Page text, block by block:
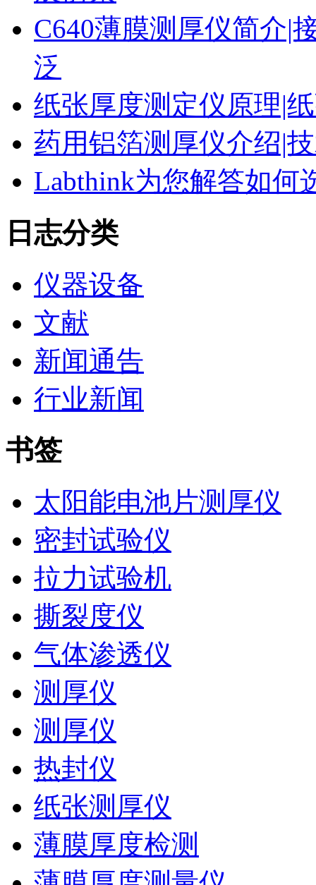
C640薄膜测厚仪简介|
泛
纸张厚度测定仪原理|
药用铝箔测厚仪介绍|
Labthink为您解答如何
日志分类
仪器设备
文献
新闻通告
行业新闻
书签
太阳能电池片测厚仪
密封试验仪
拉力试验机
撕裂度仪
气体渗透仪
测厚仪
测厚仪
热封仪
纸张测厚仪
薄膜厚度检测